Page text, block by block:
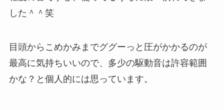
した＾＾笑
目頭からこめかみまでググーっと圧がかかるのが
最高に気持ちいいので、多少の駆動音は許容範囲
かな？と個人的には思っています。